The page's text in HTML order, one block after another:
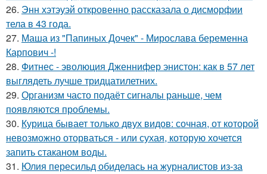
26. Энн хэтэуэй откровенно рассказала о дисморфии
тела в 43 года.
27. Маша из "Папиных Дочек" - Мирослава беременна
Карпович -!
28. Фитнес - эволюция Дженнифер энистон: как в 57 лет
выглядеть лучше тридцатилетних.
29. Организм часто подаёт сигналы раньше, чем
появляются проблемы.
30. Курица бывает только двух видов: сочная, от которой
невозможно оторваться - или сухая, которую хочется
запить стаканом воды.
31. Юлия пересильд обиделась на журналистов из-за